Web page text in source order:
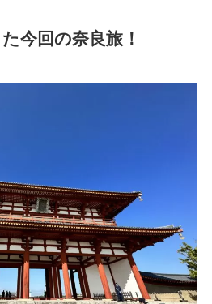
今回の奈良旅！